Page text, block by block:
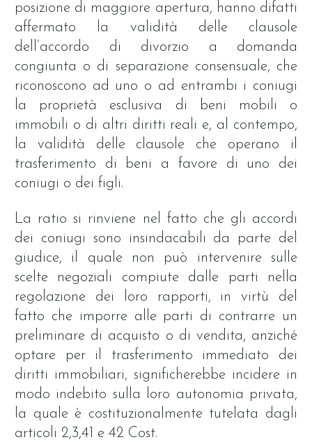
posizione di maggiore apertura, hanno difatti
affermato la validità delle clausole
dell’accordo di divorzio a domanda
congiunta o di separazione consensuale, che
riconoscono ad uno o ad entrambi i coniugi
la proprietà esclusiva di beni mobili o
immobili o di altri diritti reali e, al contempo,
la validità delle clausole che operano il
trasferimento di beni a favore di uno dei
coniugi o dei figli.
La ratio si rinviene nel fatto che gli accordi
dei coniugi sono insindacabili da parte del
giudice, il quale non può intervenire sulle
scelte negoziali compiute dalle parti nella
regolazione dei loro rapporti, in virtù del
fatto che imporre alle parti di contrarre un
preliminare di acquisto o di vendita, anziché
optare per il trasferimento immediato dei
diritti immobiliari, significherebbe incidere in
modo indebito sulla loro autonomia privata,
la quale è costituzionalmente tutelata dagli
articoli 2,3,41 e 42 Cost.